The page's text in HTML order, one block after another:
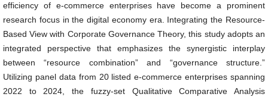
efficiency of e-commerce enterprises have become a prominent
research focus in the digital economy era. Integrating the Resource-
Based View with Corporate Governance Theory, this study adopts an
integrated perspective that emphasizes the synergistic interplay
between “resource combination” and “governance structure.”
Utilizing panel data from 20 listed e-commerce enterprises spanning
2022 to 2024, the fuzzy-set Qualitative Comparative Analysis